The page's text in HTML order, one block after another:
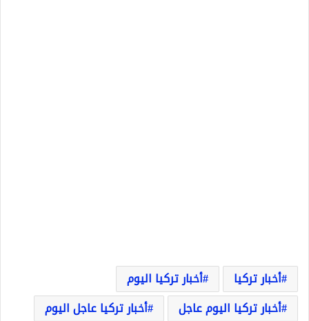
أخبار تركيا
أخبار تركيا اليوم
أخبار تركيا اليوم عاجل
أخبار تركيا عاجل اليوم